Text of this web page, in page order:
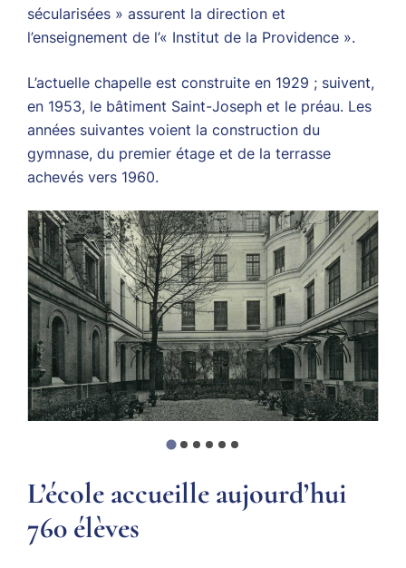
sécularisées » assurent la direction et
l’enseignement de l’« Institut de la Providence ».
L’actuelle chapelle est construite en 1929 ; suivent,
en 1953, le bâtiment Saint-Joseph et le préau. Les
années suivantes voient la construction du
gymnase, du premier étage et de la terrasse
achevés vers 1960.
L’école accueille aujourd’hui
760 élèves